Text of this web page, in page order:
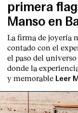
primera
Manso en
La firma de joyería
contado con el
el paso del
donde la
y memorable Leer